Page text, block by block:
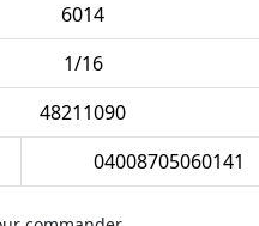
6014
1/16
48211090
04008705060141